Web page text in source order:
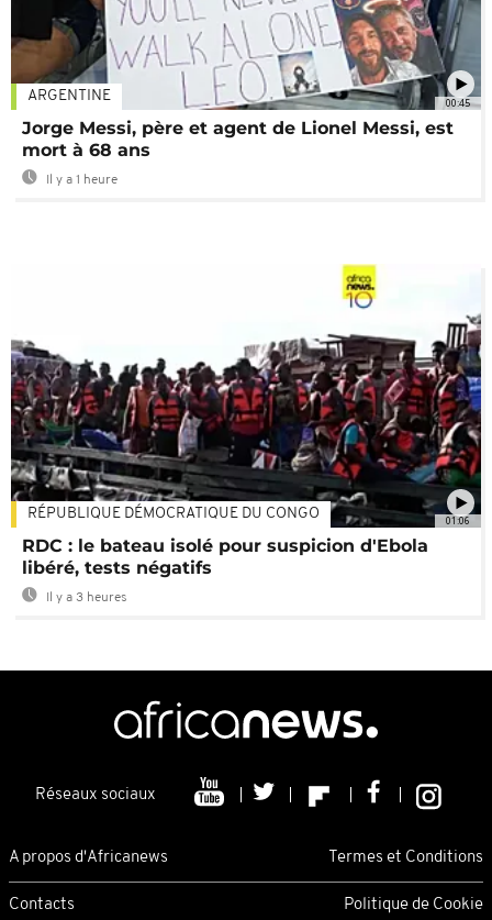
00:45
ARGENTINE
Jorge Messi, père et agent de Lionel Messi, est
mort à 68 ans
Il y a 1 heure
01:06
RÉPUBLIQUE DÉMOCRATIQUE DU CONGO
RDC : le bateau isolé pour suspicion d'Ebola
libéré, tests négatifs
Il y a 3 heures
Réseaux sociaux
A propos d'Africanews Termes et Conditions
Contacts Politique de Cookie